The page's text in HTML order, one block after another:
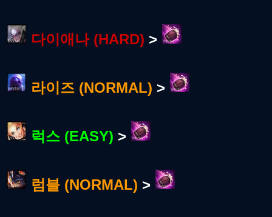
다이애나 (HARD) >
라이즈 (NORMAL) >
럭스 (EASY) >
럼블 (NORMAL) >